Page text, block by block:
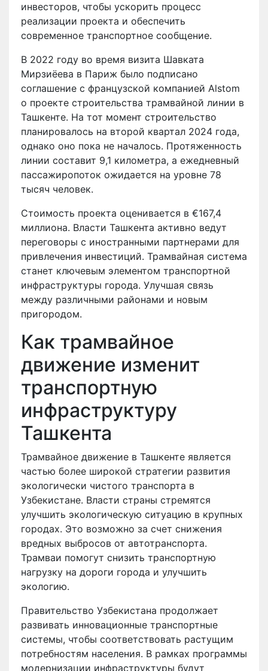
инвесторов, чтобы ускорить процесс
реализации проекта и обеспечить
современное транспортное сообщение.
В 2022 году во время визита Шавката
Мирзиёева в Париж было подписано
соглашение с французской компанией Alstom
о проекте строительства трамвайной линии в
Ташкенте. На тот момент строительство
планировалось на второй квартал 2024 года,
однако оно пока не началось. Протяженность
линии составит 9,1 километра, а ежедневный
пассажиропоток ожидается на уровне 78
тысяч человек.
Стоимость проекта оценивается в €167,4
миллиона. Власти Ташкента активно ведут
переговоры с иностранными партнерами для
привлечения инвестиций. Трамвайная система
станет ключевым элементом транспортной
инфраструктуры города. Улучшая связь
между различными районами и новым
пригородом.
Как трамвайное
движение изменит
транспортную
инфраструктуру
Ташкента
Трамвайное движение в Ташкенте является
частью более широкой стратегии развития
экологически чистого транспорта в
Узбекистане. Власти страны стремятся
улучшить экологическую ситуацию в крупных
городах. Это возможно за счет снижения
вредных выбросов от автотранспорта.
Трамваи помогут снизить транспортную
нагрузку на дороги города и улучшить
экологию.
Правительство Узбекистана продолжает
развивать инновационные транспортные
системы, чтобы соответствовать растущим
потребностям населения. В рамках программы
модернизации инфраструктуры будут